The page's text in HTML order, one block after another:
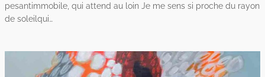
pesantimmobile, qui attend au loin Je me sens si proche du rayon
de soleilqui…